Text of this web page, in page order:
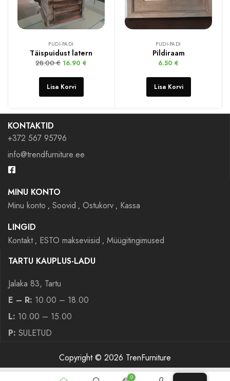
PUDI-PADI
Täispuidust latern
28.00€ 16.90 €
Lisa Korvi
PUDI-PADI
Pildiraam
6.50 €
Lisa Korvi
KONTAKTID
+372 567 95796
info@trendfurniture.ee
MINU KONTO
Minu konto
Soovid Ostukorv
Kassa
LINGID
Kontakt
ESTO makseviisid
Müügitingimused
TARTU KAUPLUS-LADU
Jalaka 83, Tartu
E – R: 10.00 – 18.00
L: 10.00 – 15.00
P: SULETUD
Copyright © 2026 TrenFurniture
0